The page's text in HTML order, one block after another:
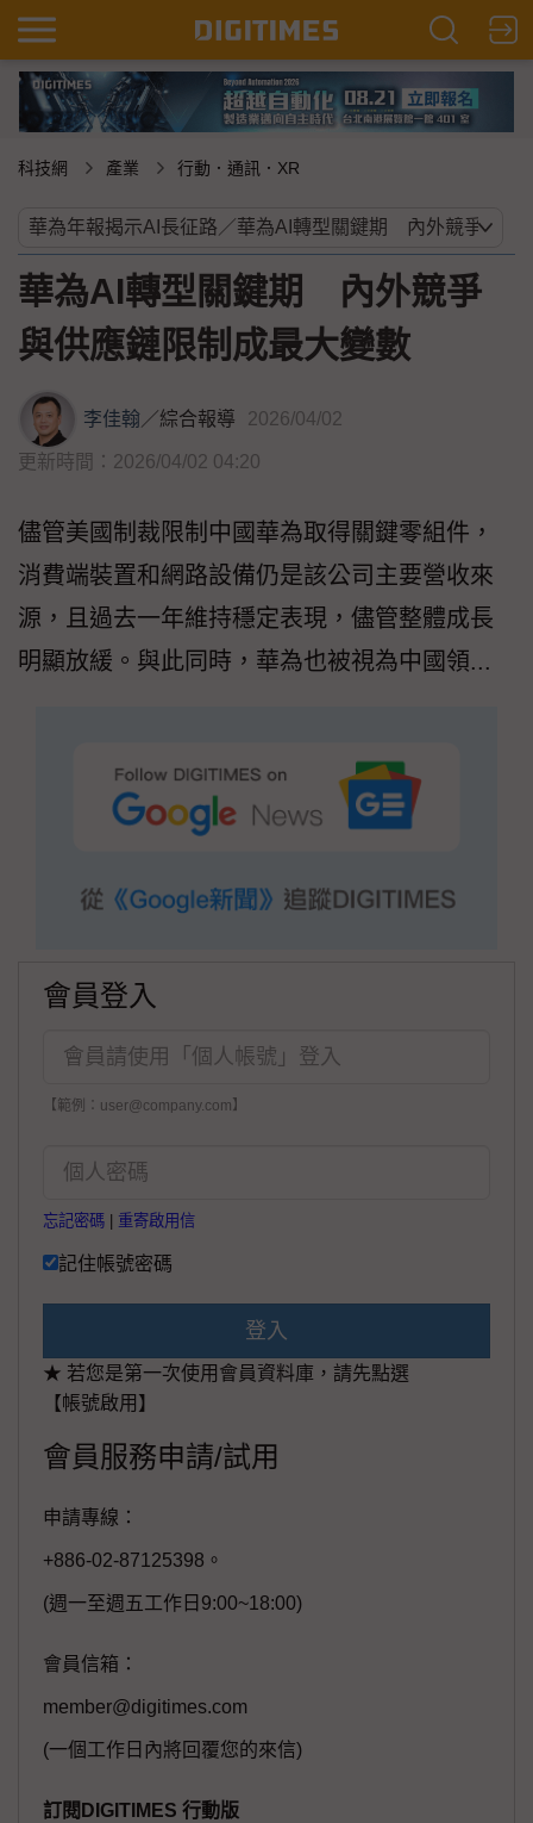
科技網 產業 行動．通訊．XR
華為AI轉型關鍵期 內外競爭
與供應鏈限制成最大變數
李佳翰／綜合報導 2026/04/02
更新時間：2026/04/02 04:20
儘管美國制裁限制中國華為取得關鍵零組件，
消費端裝置和網路設備仍是該公司主要營收來
源，且過去一年維持穩定表現，儘管整體成長
明顯放緩。與此同時，華為也被視為中國領...
會員登入
【範例：user@company.com】
忘記密碼 重寄啟用信
記住帳號密碼
登入
★ 若您是第一次使用會員資料庫，請先點選
【帳號啟用】
會員服務申請/試用
申請專線：
+886-02-87125398。
(週一至週五工作日9:00~18:00)
會員信箱：
member@digitimes.com
(一個工作日內將回覆您的來信)
訂閱DIGITIMES 行動版